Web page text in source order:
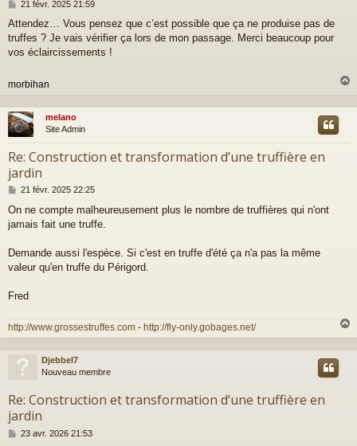
M
s
s
a
21 févr. 2025 21:59
Attendez… Vous pensez que c’est possible que ça ne produise pas de
truffes ? Je vais vérifier ça lors de mon passage. Merci beaucoup pour
vos éclaircissements !
morbihan
u
melano
Site Admin
Re: Construction et transformation d’une truffière en
jardin
M
s
s
g
e
21 févr. 2025 22:25
On ne compte malheureusement plus le nombre de truffières qui n'ont
jamais fait une truffe.
Demande aussi l'espèce. Si c'est en truffe d'été ça n'a pas la même
valeur qu'en truffe du Périgord.
Fred
http://www.grossestruffes.com - http://fly-only.gobages.net/
a
Djebbel7
Nouveau membre
Re: Construction et transformation d’une truffière en
jardin
M
23 avr. 2026 21:53